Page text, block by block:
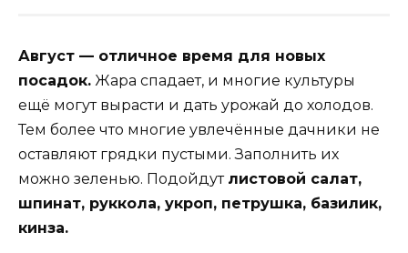
Август — отличное время для новых
посадок. Жара спадает, и многие культуры
ещё могут вырасти и дать урожай до холодов.
Тем более что многие увлечённые дачники не
оставляют грядки пустыми. Заполнить их
можно зеленью. Подойдут листовой салат,
шпинат, руккола, укроп, петрушка, базилик,
кинза.